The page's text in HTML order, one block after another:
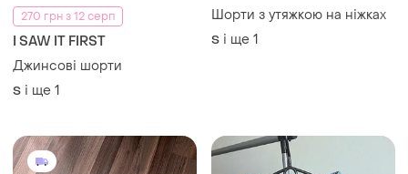
270 грн з 12 серп
I SAW IT FIRST
Джинсові шорти
S і ще 1
Шорти з утяжкою на ніжках
S і ще 1